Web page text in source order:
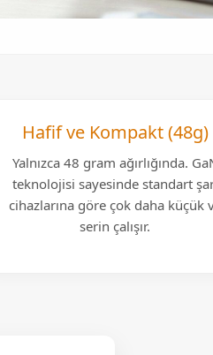
Hafif ve Kompakt (48g)
Yalnızca 48 gram ağırlığında.
teknolojisi sayesinde standart
cihazlarına göre çok daha küçük
serin çalışır.